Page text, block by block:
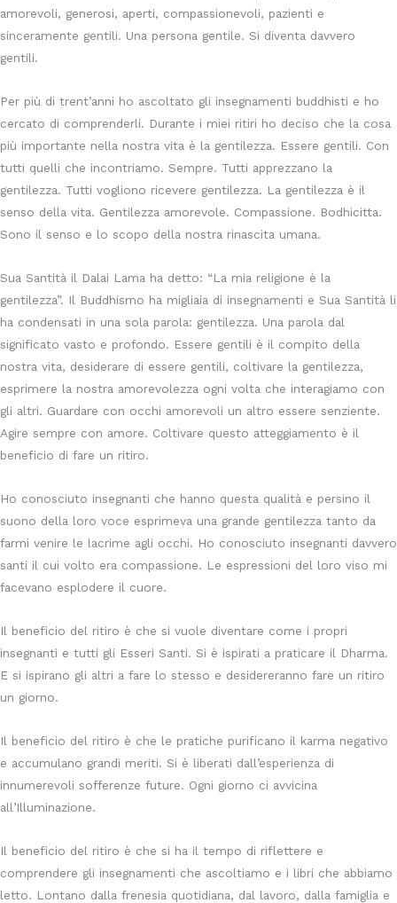
amorevoli, generosi, aperti, compassionevoli, pazienti e
sinceramente gentili. Una persona gentile. Si diventa davvero
gentili.
Per più di trent’anni ho ascoltato gli insegnamenti buddhisti e ho
cercato di comprenderli. Durante i miei ritiri ho deciso che la cosa
più importante nella nostra vita è la gentilezza. Essere gentili. Con
tutti quelli che incontriamo. Sempre. Tutti apprezzano la
gentilezza. Tutti vogliono ricevere gentilezza. La gentilezza è il
senso della vita. Gentilezza amorevole. Compassione. Bodhicitta.
Sono il senso e lo scopo della nostra rinascita umana.
Sua Santità il Dalai Lama ha detto: “La mia religione è la
gentilezza”. Il Buddhismo ha migliaia di insegnamenti e Sua Santità li
ha condensati in una sola parola: gentilezza. Una parola dal
significato vasto e profondo. Essere gentili è il compito della
nostra vita, desiderare di essere gentili, coltivare la gentilezza,
esprimere la nostra amorevolezza ogni volta che interagiamo con
gli altri. Guardare con occhi amorevoli un altro essere senziente.
Agire sempre con amore. Coltivare questo atteggiamento è il
beneficio di fare un ritiro.
Ho conosciuto insegnanti che hanno questa qualità e persino il
suono della loro voce esprimeva una grande gentilezza tanto da
farmi venire le lacrime agli occhi. Ho conosciuto insegnanti davvero
santi il cui volto era compassione. Le espressioni del loro viso mi
facevano esplodere il cuore.
Il beneficio del ritiro è che si vuole diventare come i propri
insegnanti e tutti gli Esseri Santi. Si è ispirati a praticare il Dharma.
E si ispirano gli altri a fare lo stesso e desidereranno fare un ritiro
un giorno.
Il beneficio del ritiro è che le pratiche purificano il karma negativo
e accumulano grandi meriti. Si è liberati dall’esperienza di
innumerevoli sofferenze future. Ogni giorno ci avvicina
all’Illuminazione.
Il beneficio del ritiro è che si ha il tempo di riflettere e
comprendere gli insegnamenti che ascoltiamo e i libri che abbiamo
letto. Lontano dalla frenesia quotidiana, dal lavoro, dalla famiglia e